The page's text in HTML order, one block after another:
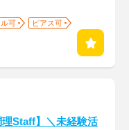
可
ピアス可
理Staff】＼未経験活